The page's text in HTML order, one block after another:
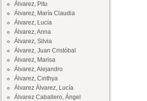
Álvarez, Pitu
Álvarez, María Claudia
Álvarez, Lucía
Álvarez, Anna
Álvarez, Silvia
Álvarez, Juan Cristóbal
Álvarez, Marisa
Álvarez, Alejandro
Álvarez, Cinthya
Álvarez Álvarez, Lucía
Álvarez Caballero, Ángel